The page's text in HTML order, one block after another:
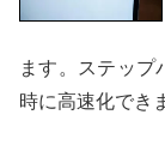
ます。ステップ
時に高速化でき